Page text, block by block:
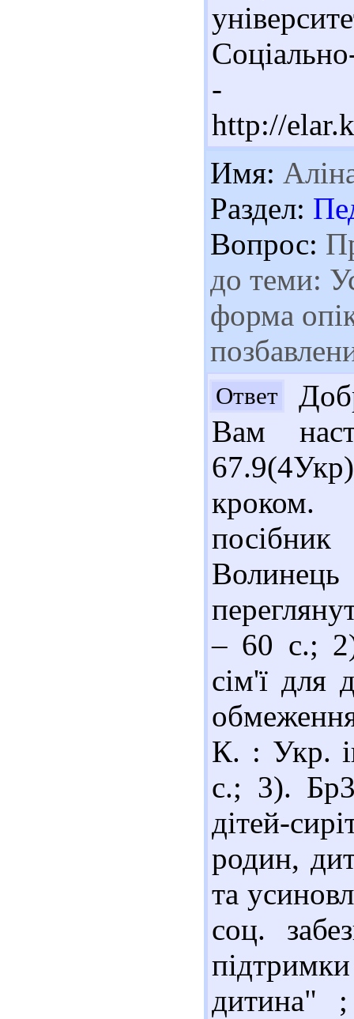
-
http://
Имя:
Раздел:
Вопрос:
до теми:
форма
Ответ
Вам
кроком.
– 60 с.;
сім'ї для
К. : Укр.
с.; 3).
дітей-
родин,
та
соц.
дитина"